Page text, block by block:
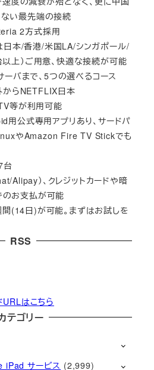
い最先端の接続
2方式採用
日本/香港/米国LA/シンガポール/
上）ご用意、快適な接続が可能
バまで、5つの選べるコース
からNETFLIX日本
等が利用可能
公式専用アプリあり、サードパ
やAmazon Fire TV Stickでも
台
Alipay）、クレジットカードや暗
お支払が可能
(14日)が可能。まずはお試しを
RSS
はこちら
テゴリー
サービス (2,999)